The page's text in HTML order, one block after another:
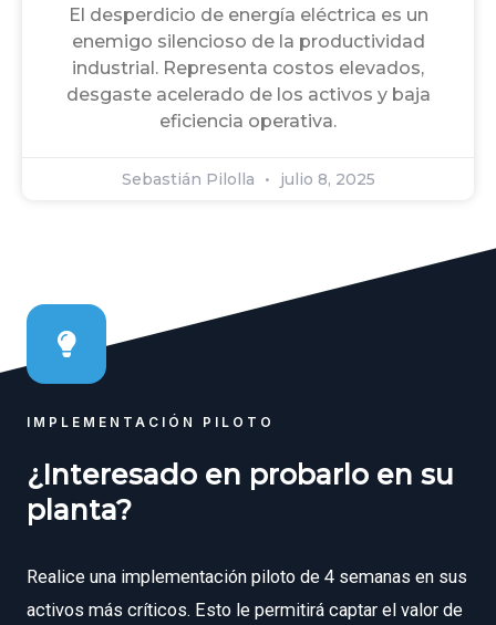
El desperdicio de energía eléctrica es un
enemigo silencioso de la productividad
industrial. Representa costos elevados,
desgaste acelerado de los activos y baja
eficiencia operativa.
Sebastián Pilolla julio 8, 2025
IMPLEMENTACIÓN PILOTO
¿Interesado en probarlo en su
planta?
Realice una implementación piloto de 4 semanas en sus
activos más críticos. Esto le permitirá captar el valor de